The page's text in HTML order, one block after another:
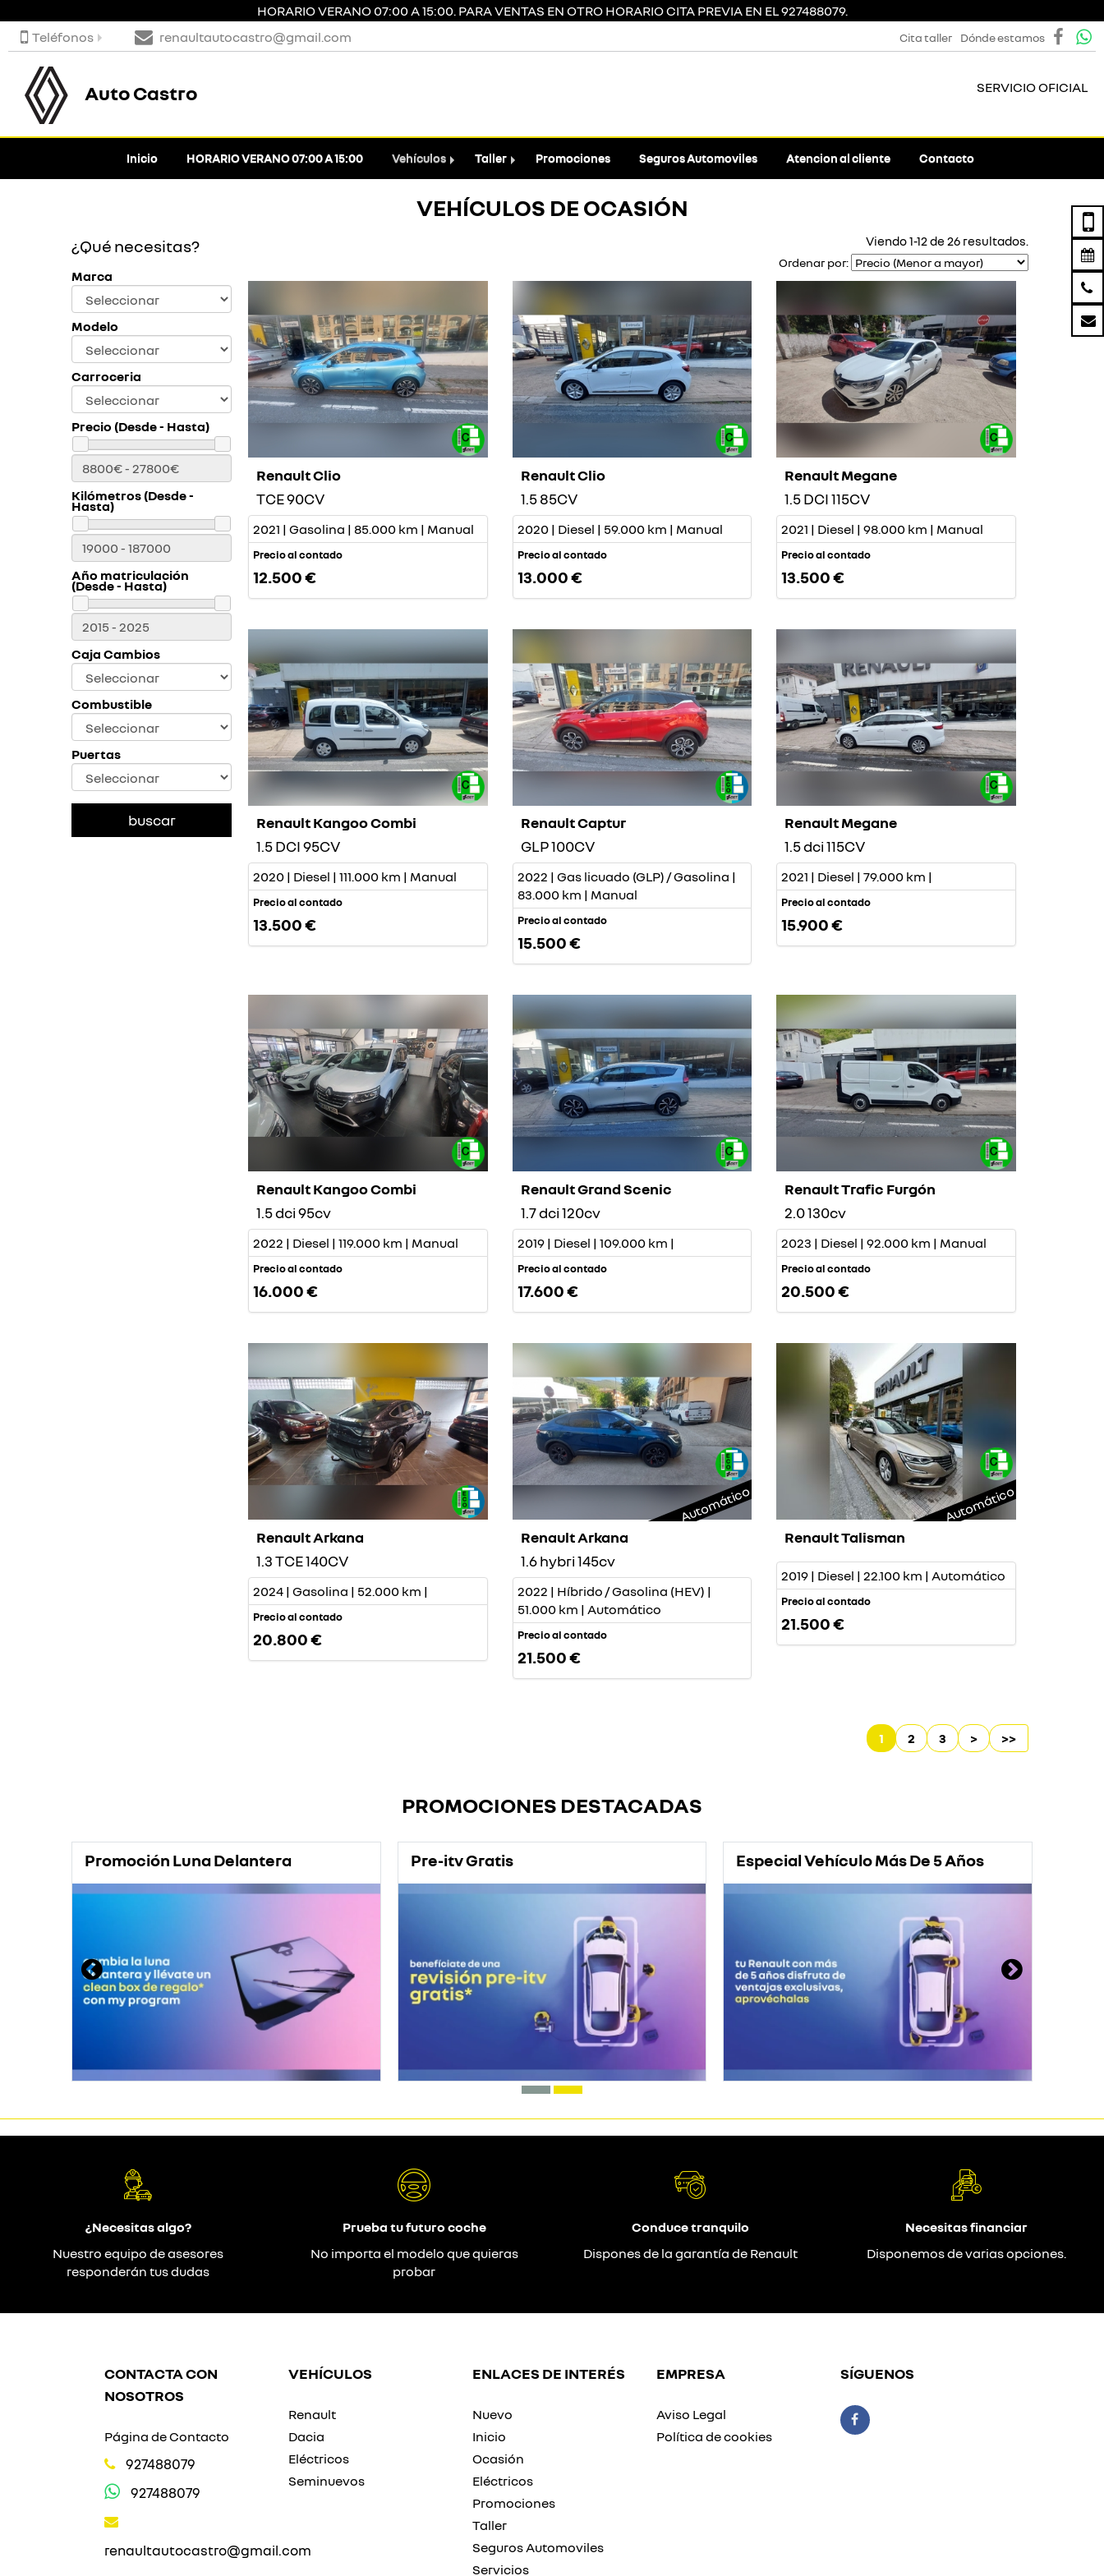
HORARIO VERANO 07:00 A 15:00. PARA VENTAS EN OTRO HORARIO CITA PREVIA EN EL 927488079.
Teléfonos
renaultautocastro@gmail.com Cita taller Dónde estamos
Auto Castro SERVICIO OFICIAL
Inicio HORARIO VERANO 07:00 A 15:00 Vehículos Taller Promociones Seguros Automoviles Atencion al cliente Contacto
VEHÍCULOS DE OCASIÓN
¿Qué necesitas?
Marca
Modelo
Carroceria
Precio (Desde - Hasta)
Kilómetros (Desde -
Hasta)
Año matriculación
(Desde - Hasta)
Caja Cambios
Combustible
Puertas
Viendo 1-12 de 26 resultados.
Ordenar por:
Renault Clio
TCE 90CV
2021 | Gasolina | 85.000 km | Manual
Precio al contado
12.500 €
Renault Clio
1.5 85CV
2020 | Diesel | 59.000 km | Manual
Precio al contado
13.000 €
Renault Megane
1.5 DCI 115CV
2021 | Diesel | 98.000 km | Manual
Precio al contado
13.500 €
Renault Kangoo Combi
1.5 DCI 95CV
2020 | Diesel | 111.000 km | Manual
Precio al contado
13.500 €
Renault Captur
GLP 100CV
2022 | Gas licuado (GLP) / Gasolina |
83.000 km | Manual
Precio al contado
15.500 €
Renault Megane
1.5 dci 115CV
2021 | Diesel | 79.000 km |
Precio al contado
15.900 €
Renault Kangoo Combi
1.5 dci 95cv
2022 | Diesel | 119.000 km | Manual
Precio al contado
16.000 €
Renault Grand Scenic
1.7 dci 120cv
2019 | Diesel | 109.000 km |
Precio al contado
17.600 €
Renault Trafic Furgón
2.0 130cv
2023 | Diesel | 92.000 km | Manual
Precio al contado
20.500 €
Renault Arkana
1.3 TCE 140CV
2024 | Gasolina | 52.000 km |
Precio al contado
20.800 €
Automático
Renault Arkana
1.6 hybri 145cv
2022 | Híbrido / Gasolina (HEV) |
51.000 km | Automático
Precio al contado
21.500 €
Automático
Renault Talisman
2019 | Diesel | 22.100 km | Automático
Precio al contado
21.500 €
1 2 3 > >>
PROMOCIONES DESTACADAS
Promoción Luna Delantera Pre-itv Gratis Especial Vehículo Más De 5 Años
¿Necesitas algo?
Nuestro equipo de asesores
responderán tus dudas
Prueba tu futuro coche
No importa el modelo que quieras
probar
Conduce tranquilo
Dispones de la garantía de Renault
Necesitas financiar
Disponemos de varias opciones.
CONTACTA CON
NOSOTROS
Página de Contacto
927488079
927488079
renaultautocastro@gmail.com
VEHÍCULOS
Renault
Dacia
Eléctricos
Seminuevos
ENLACES DE INTERÉS
Nuevo
Inicio
Ocasión
Eléctricos
Promociones
Taller
Seguros Automoviles
Servicios
EMPRESA
Aviso Legal
Política de cookies
SÍGUENOS